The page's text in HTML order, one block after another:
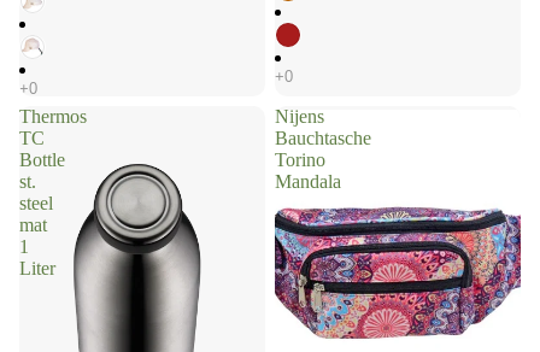
Thermos
TC
Bottle
st.
steel
mat
1
Liter
Nijens
Bauchtasche
Torino
Mandala